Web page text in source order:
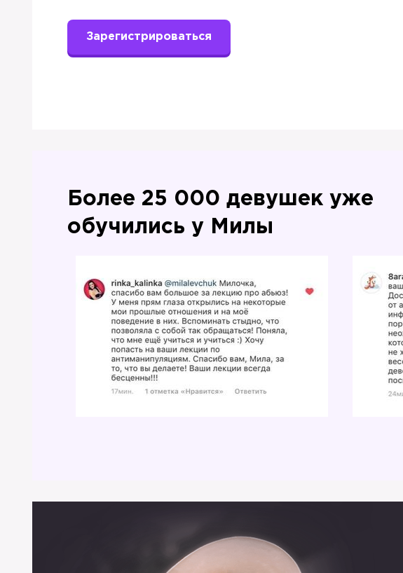
Зарегистрироваться
Более 25 000 девушек уже
обучились у Милы